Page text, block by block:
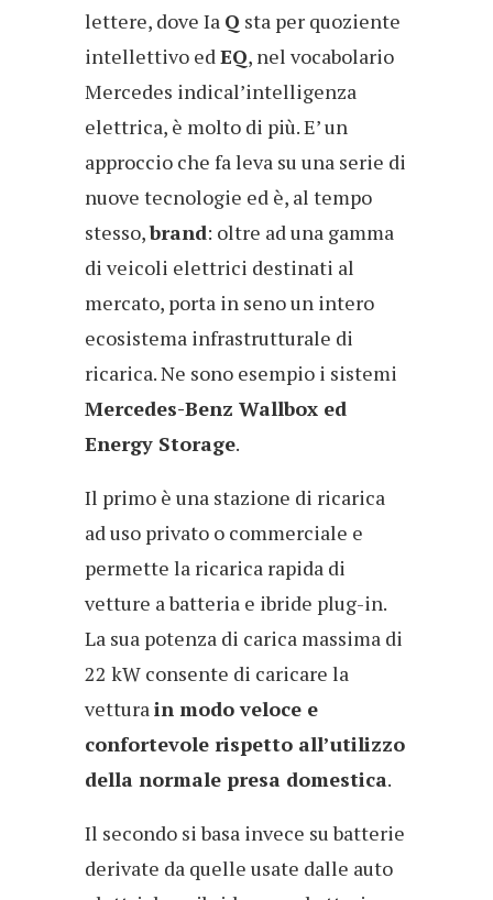
lettere, dove Ia Q sta per quoziente
intellettivo edEQ, nel vocabolario
Mercedes indical’intelligenza
elettrica, è molto di più. E’ un
approccio che fa leva su una serie di
nuove tecnologie ed è, al tempo
stesso,brand: oltre ad una gamma
di veicoli elettrici destinati al
mercato, porta in seno un intero
ecosistema infrastrutturale di
ricarica. Ne sono esempio i sistemi
Mercedes-Benz Wallbox ed
Energy Storage.
Il primo è una stazione di ricarica
ad uso privato o commerciale e
permette la ricarica rapida di
vetture a batteria e ibride plug-in.
La sua potenza di carica massima di
22 kW consente di caricare la
vetturain modo veloce e
confortevole rispetto all’utilizzo
della normale presa domestica.
Il secondo si basa invece su batterie
derivate da quelle usate dalle auto